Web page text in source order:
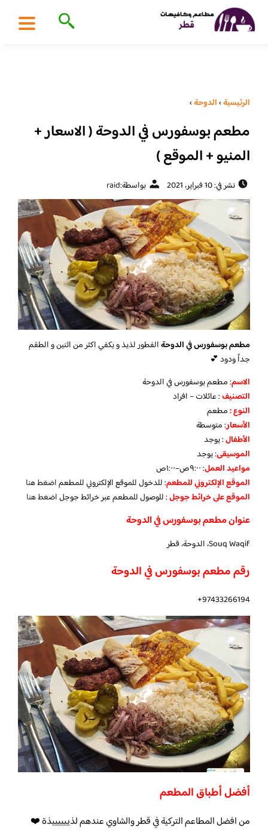
الرئيسية›الدوحة›
مطعم بوسفورس في الدوحة ( الاسعار +
المنيو + الموقع )
نشر في: 10 فبراير، 2021 بواسطة:raid
مطعم بوسفورس في الدوحةالفطور لذيذ و يكفي اكثر من اثنين و الطقم
جداً ودود 💕
الاسم: مطعم بوسفورس في الدوحة
التصنيف: عائلات – افراد
النوع :مطعم
الأسعار:متوسطة
الأطفال:يوجد
الموسيقى:يوجد
مواعيد العمل: ٩:٠٠ص–١:٠٠ص
الموقع الإلكتروني للمطعم: للدخول للموقع الإلكتروني للمطعماضغط هنا
الموقع على خرائط جوجل: للوصول للمطعم عبر خرائط جوجلاضغط هنا
عنوان مطعم بوسفورس في الدوحة
Souq Waqif، الدوحة، قطر
رقم مطعم بوسفورس في الدوحة
97433266194+
أفضل أطباق المطعم
من افضل المطاعم التركية في قطر والشاوي عندهم لذييييييذة ❤️